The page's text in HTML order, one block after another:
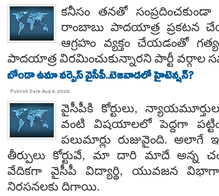
కనీసం తనతో సంప్రదించకుండా
రాంబాబు పాదయాత్ర ప్రకటన
ఆగ్రహం వ్యక్తం చేయడంతో
పాదయాత్ర విరమించుకున్నారని పార్టీ వర్గాల
బోండా ఉమా వర్సెస్ వైసీపీ..బెజవాడలో హైటెన్షన్?
Publish Date:Aug 6, 2026
వైసీపీకి కోర్టులు,
వంటి విషయాలలో పెద్దగా
పలుమార్లు రుజువైంది. అలాగే
తీర్పులు కోర్టువే, మా దారి మాదే అన్న
వేదికగా వైసీపీ విద్యార్థి, యువజన
నిరసనలకు దిగాయి.